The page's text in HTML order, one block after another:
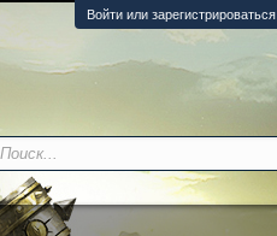
Войти или зарегистрироваться